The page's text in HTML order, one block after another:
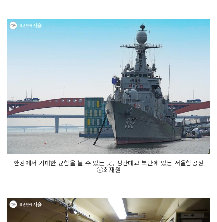
한강에서 거대한 군함을 볼 수 있는 곳, 성산대교 북단에 있는 서울함공원
ⓒ최재원